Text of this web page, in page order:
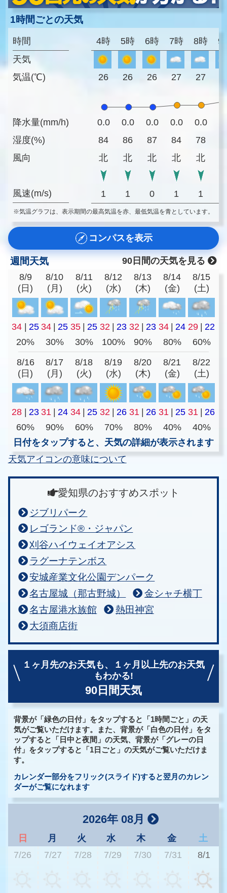
1時間ごとの天気
時間
天気
気温(℃)
降水量(mm/h)
湿度(%)
風向
風速(m/s)
4時 5時 6時 7時 8時 9
26 26 26 27 27
0.0 0.0 0.0 0.0 0.0
84
86 87 84 78
北
北 北 北 北
1 1 0 1 1
※気温グラフは、表示期間の最高気温を赤、最低気温を青としています。
コンパスを表示
週間天気
90日間の天気を見る
8/9
(日)
8/10
(月)
8/11
(火)
8/12
(水)
8/13
(木)
8/14
(金)
8/15
(土)
34 | 25 34 | 25 35 | 25 32 | 23 32 | 23 34 | 24 29 | 22
20%
30% 30% 100% 90% 80% 60%
8/16
(日)
8/17
(月)
8/18
(火)
8/19
(水)
8/20
(木)
8/21
(金)
8/22
(土)
28 | 23 31 | 24 34 | 25 32 | 26 31 | 26 31 | 25 31 | 26
60%
90% 60% 70% 80% 40%
40%
日付をタップすると、天気の詳細が表示されます
天気アイコンの意味について
愛知県のおすすめスポット
ジブリパーク
レゴランド®・ジャパン
刈谷ハイウェイオアシス
ラグーナテンボス
安城産業文化公園デンパーク
名古屋城（那古野城）
金シャチ横丁
名古屋港水族館
熱田神宮
大須商店街
１ヶ月先のお天気も、
１ヶ月以上先のお天気
もわかる!
90日間天気
背景が「緑色の日付」をタップすると「1時間ごと」の天
気がご覧いただけます。また、背景が「白色の日付」をタ
ップすると「日中と夜間」の天気、背景が「グレーの日
付」をタップすると「1日ごと」の天気がご覧いただけま
す。
カレンダー部分をフリック(スライド)すると翌月のカレン
ダーがご覧になれます
2026年 08月
日 月 火 水 木 金
土
7/26
7/27 7/28 7/29 7/30 7/31 8/1